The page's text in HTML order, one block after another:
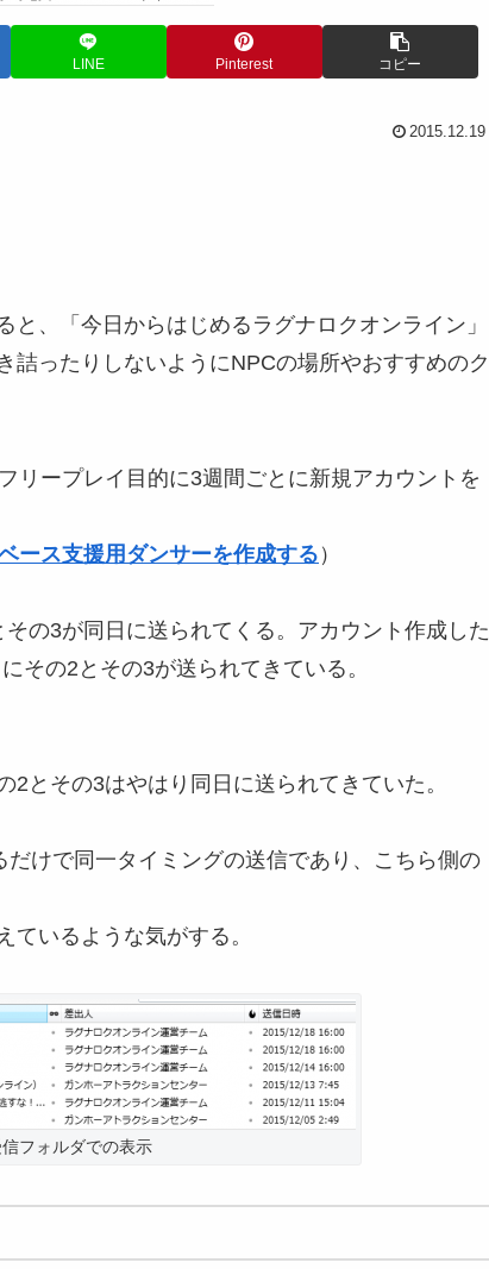
LINE Pinterest コピー
2015.12.19
、「今日からはじめるラグナロクオンライン」
詰ったりしないようにNPCの場所やおすすめのク
リープレイ目的に3週間ごとに新規アカウントを
ース支援用ダンサーを作成する ）
の3が同日に送られてくる。アカウント作成した
その2とその3が送られてきている。
とその3はやはり同日に送られてきていた。
けで同一タイミングの送信であり、こちら側の
ているような気がする。
フォルダでの表示